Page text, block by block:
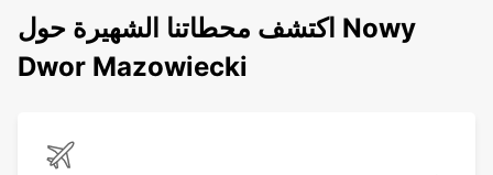
اكتشف محطاتنا الشهيرة حول Nowy
Dwor Mazowiecki